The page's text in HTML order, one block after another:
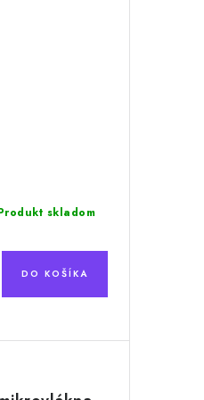
skladom
DO KOŠÍKA